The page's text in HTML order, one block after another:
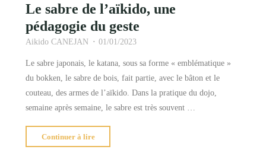
Le sabre de l’aïkido, une
pédagogie du geste
Aikido CANEJAN 01/01/2023
Le sabre japonais, le katana, sous sa forme « emblématique »
du bokken, le sabre de bois, fait partie, avec le bâton et le
couteau, des armes de l’aïkido. Dans la pratique du dojo,
semaine après semaine, le sabre est très souvent …
Continuer à lire